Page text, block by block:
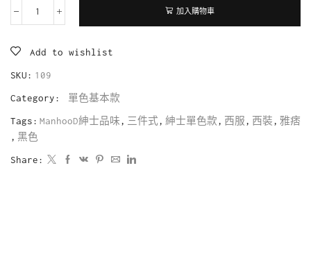
加入購物車
Add to wishlist
SKU: 109
Category: 單色基本款
Tags: ManhooD紳士品味, 三件式, 紳士單色款, 西服, 西裝, 雅痞
, 黑色
Share: